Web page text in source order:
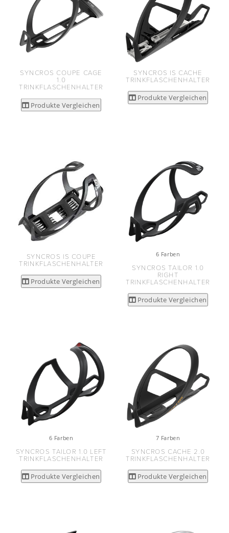
SYNCROS COUPE CAGE
1.0
TRINKFLASCHENHALTER
Produkte Vergleichen
SYNCROS IS CACHE
TRINKFLASCHENHALTER
Produkte Vergleichen
SYNCROS IS COUPE
TRINKFLASCHENHALTER
Produkte Vergleichen
6 Farben
SYNCROS TAILOR 1.0
RIGHT
TRINKFLASCHENHALTER
Produkte Vergleichen
6 Farben
SYNCROS TAILOR 1.0 LEFT
TRINKFLASCHENHALTER
Produkte Vergleichen
7 Farben
SYNCROS CACHE 2.0
TRINKFLASCHENHALTER
Produkte Vergleichen